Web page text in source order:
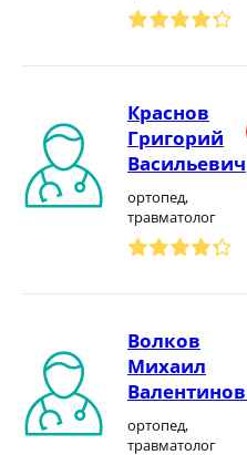
Краснов
Григорий
Васильевич
ортопед,
травматолог
Волков
Михаил
ортопед,
травматолог